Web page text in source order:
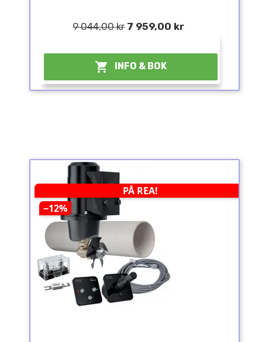
9 044,00 kr 7 959,00 kr
 INFO & BOK
PÅ REA!
−12%